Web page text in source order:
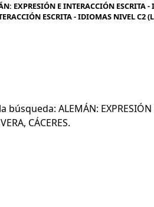
EXPRESIÓN E INTERACCIÓN ESCRITA
ESCRITA - IDIOMAS NIVEL C2
ALEMÁN: EXPRESIÓN
CÁCERES.